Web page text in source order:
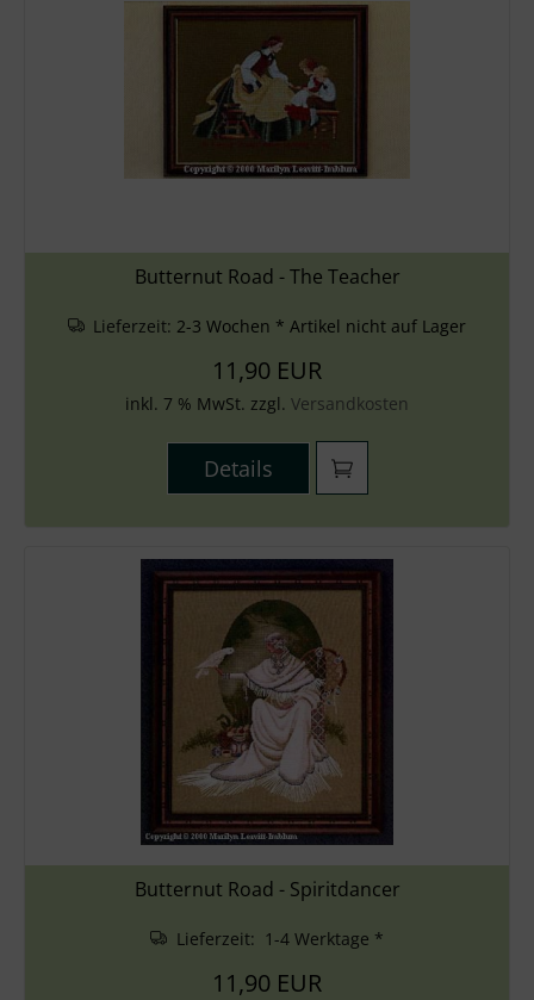
Butternut Road - The Teacher
Lieferzeit: 2-3 Wochen * Artikel nicht auf Lager
11,90 EUR
inkl. 7 % MwSt. zzgl. Versandkosten
Details
Butternut Road - Spiritdancer
Lieferzeit: 1-4 Werktage *
11,90 EUR